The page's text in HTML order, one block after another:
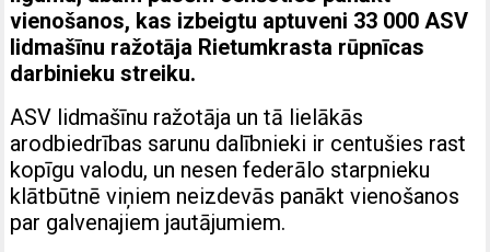
vienošanos, kas izbeigtu aptuveni 33 000 ASV
lidmašīnu ražotāja Rietumkrasta rūpnīcas
darbinieku streiku.
ASV lidmašīnu ražotāja un tā lielākās
arodbiedrības sarunu dalībnieki ir centušies rast
kopīgu valodu, un nesen federālo starpnieku
klātbūtnē viņiem neizdevās panākt vienošanos
par galvenajiem jautājumiem.